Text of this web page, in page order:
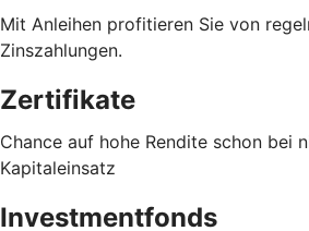
Mit Anleihen profitieren Sie von
Zinszahlungen.
Zertifikate
Chance auf hohe Rendite schon bei
Kapitaleinsatz
Investmentfonds